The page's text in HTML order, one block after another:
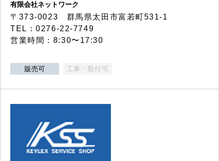
有限会社ネットワーク
〒373-0023 群馬県太田市富若町531-1
TEL：0276-22-7749
営業時間：8:30〜17:30
販売可 工事・取付可